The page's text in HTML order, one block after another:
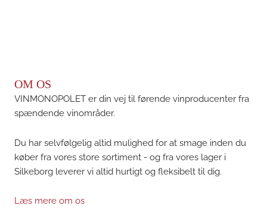
OM OS
VINMONOPOLET er din vej til førende vinproducenter fra
spændende vinområder.
Du har selvfølgelig altid mulighed for at smage inden du
køber fra vores store sortiment - og fra vores lager i
Silkeborg leverer vi altid hurtigt og fleksibelt til dig.
Læs mere om os